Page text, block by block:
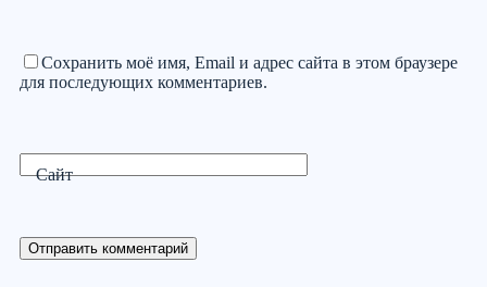
Сохранить моё имя, Email и адрес сайта в этом браузере
для последующих комментариев.
Сайт
Отправить комментарий